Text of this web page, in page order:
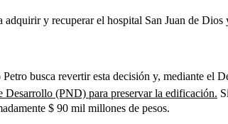
adquirir y recuperar el hospital San Juan de
busca revertir esta decisión y, mediante el
Desarrollo (PND) para preservar la edificación.
$ 90 mil millones de pesos.